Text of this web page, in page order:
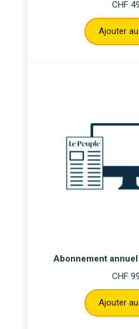
CHF
Ajouter
Abonnement
CHF
Ajouter